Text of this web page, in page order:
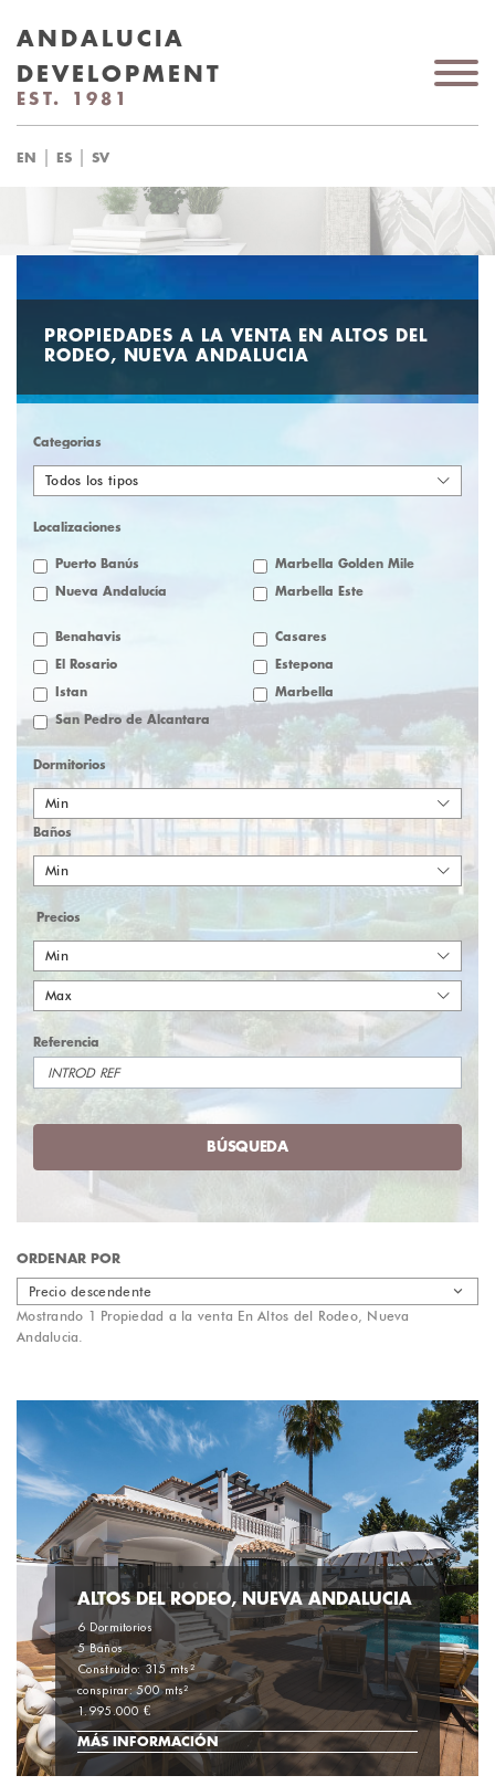
ANDALUCIA
DEVELOPMENT
EST. 1981
EN | ES | SV
PROPIEDADES A LA VENTA EN ALTOS DEL
RODEO, NUEVA ANDALUCIA
Categorias
Todos los tipos
Localizaciones
Puerto Banús Marbella Golden Mile
Nueva Andalucía Marbella Este
Benahavis Casares
El Rosario Estepona
Istan Marbella
San Pedro de Alcantara
Dormitorios
Min
Baños
Min
Precios
Min
Max
Referencia
BÚSQUEDA
ORDENAR POR
Precio descendente
Mostrando 1 Propiedad a la venta En Altos del Rodeo, Nueva
Andalucia.
ALTOS DEL RODEO, NUEVA ANDALUCIA
6 Dormitorios
5 Baños
Construido: 315 mts²
conspirar: 500 mts²
1.995.000 €
MÁS INFORMACIÓN